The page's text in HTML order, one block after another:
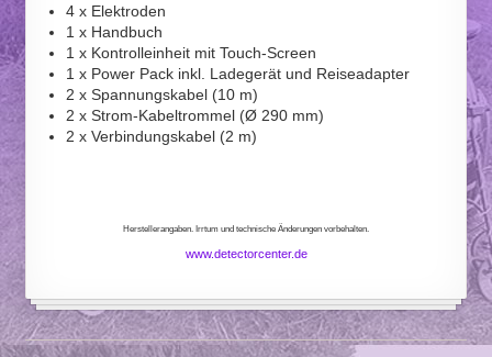
4 x Elektroden
1 x Handbuch
1 x Kontrolleinheit mit Touch-Screen
1 x Power Pack inkl. Ladegerät und Reiseadapter
2 x Spannungskabel (10 m)
2 x Strom-Kabeltrommel (Ø 290 mm)
2 x Verbindungskabel (2 m)
Herstellerangaben. Irrtum und technische Änderungen vorbehalten.
www.detectorcenter.de